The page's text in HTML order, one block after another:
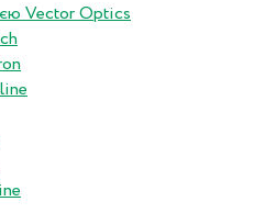
Vector Optics